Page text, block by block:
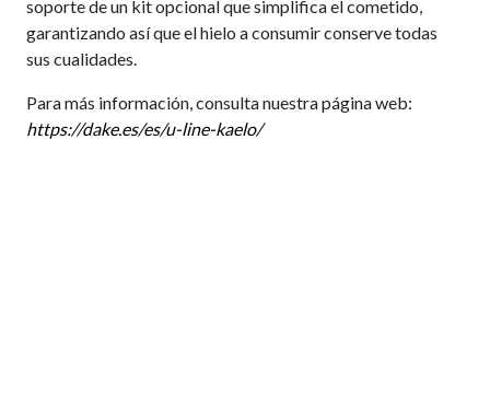
soporte de un kit opcional que simplifica el cometido,
garantizando así que el hielo a consumir conserve todas
sus cualidades.
Para más información, consulta nuestra página web:
https://dake.es/es/u-line-kaelo/